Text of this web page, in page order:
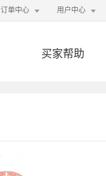
订单中心  用户中心 
买家帮助